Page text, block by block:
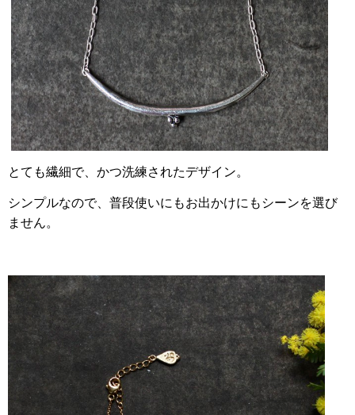
とても繊細で、かつ洗練されたデザイン。
シンプルなので、普段使いにもお出かけにもシーンを選び
ません。